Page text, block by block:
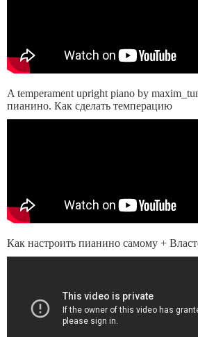
A temperament upright piano by
пианино. Как сделать темперацию
Как настроить пианино самому +